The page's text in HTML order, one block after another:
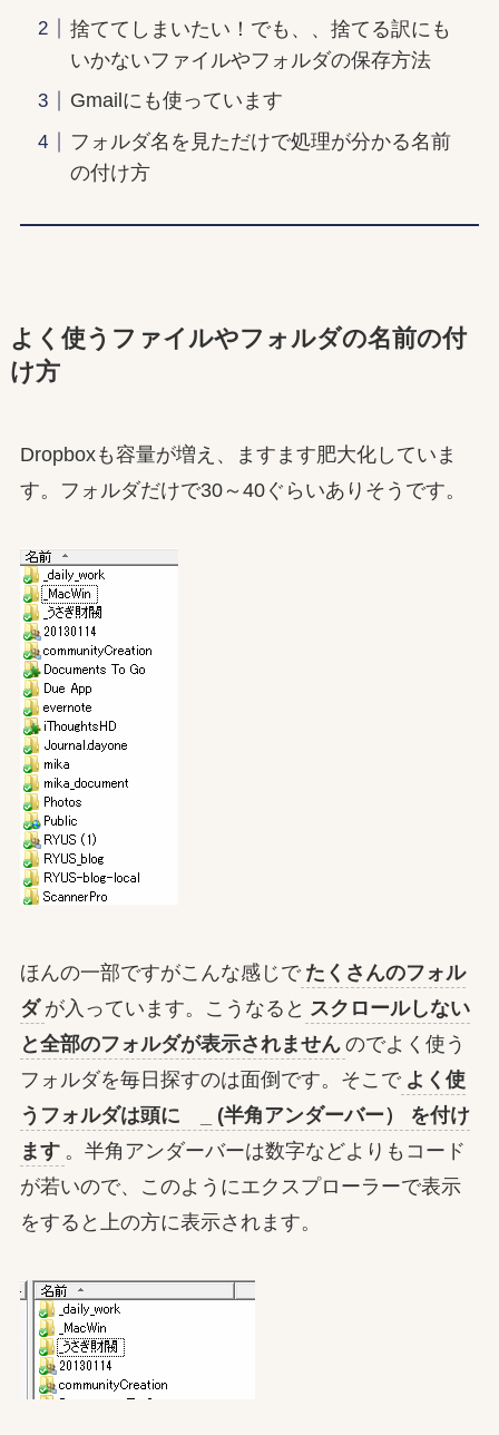
捨ててしまいたい！でも、、捨てる訳にも
いかないファイルやフォルダの保存方法
Gmailにも使っています
フォルダ名を見ただけで処理が分かる名前
の付け方
よく使うファイルやフォルダの名前の付
け方
Dropboxも容量が増え、ますます肥大化していま
す。フォルダだけで30～40ぐらいありそうです。
ほんの一部ですがこんな感じで たくさんのフォル
ダ が入っています。こうなると スクロールしない
と全部のフォルダが表示されません のでよく使う
フォルダを毎日探すのは面倒です。そこで よく使
うフォルダは頭に _ (半角アンダーバー） を付け
ます 。半角アンダーバーは数字などよりもコード
が若いので、このようにエクスプローラーで表示
をすると上の方に表示されます。